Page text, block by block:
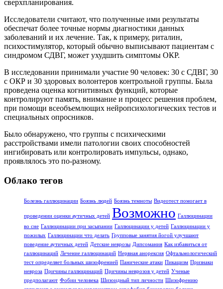
сверхпланирования.
Исследователи считают, что полученные ими результаты
обеспечат более точные нормы диагностики данных
заболеваний и их лечение. Так, к примеру, риталин,
психостимулятор, который обычно выписывают пациентам с
синдромом СДВГ, может ухудшить симптомы ОКР.
В исследовании принимали участие 90 человек: 30 с СДВГ, 30
с ОКР и 30 здоровых волонтеров контрольной группы. Была
проведена оценка когнитивных функций, которые
контролируют память, внимание и процесс решения проблем,
при помощи всеобъемлющих нейропсихологических тестов и
специальных опросников.
Было обнаружено, что группы с психическими
расстройствами имели патологии своих способностей
ингибировать или контролировать импульсы, однако,
проявлялось это по-разному.
Облако тегов
Болезнь галлюцинации Боязнь людей Боязнь темноты Видеотест помогает в
проведении оценки аутичных детей Возможно Галлюцинации
во сне Галлюцинации при засыпании Галлюцинации у детей Галлюцинации у
пожилых Галлюцинации что делать Групповые занятия йогой улучшают
поведение аутичных детей Детские неврозы Дипсомания Как избавиться от
галлюцинаций Лечение галлюцинаций Нервная анорексия Офтальмологический
тест определяет больных шизофренией Панические атаки Пикацизм Признаки
невроза Причины галлюцинаций Причины неврозов у детей Ученые
предполагают Фобии человека Шизоидный тип личности Шизофрению